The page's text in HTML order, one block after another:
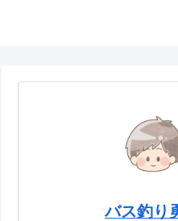
バス釣り